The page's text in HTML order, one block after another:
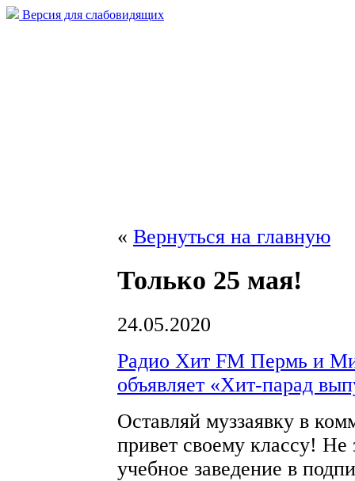
Версия для слабовидящих
« Вернуться на главную
Только 25 мая!
24.05.2020
Радио Хит FM Пермь и
объявляет «Хит-парад
Оставляй муззаявку в
привет своему классу! Не
учебное заведение в